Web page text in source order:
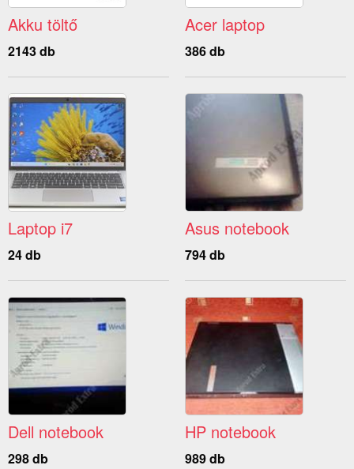
Akku töltő
2143 db
Acer laptop
386 db
Laptop i7
24 db
Asus notebook
794 db
Dell notebook
298 db
HP notebook
989 db